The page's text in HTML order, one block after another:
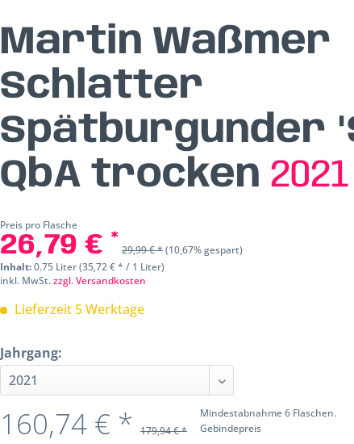
Martin Waßmer
Schlatter
Spätburgunder
QbA trocken 2021
Preis pro Flasche
26,79 € * 29,99 € *(10,67% gespart)
Inhalt:0.75 Liter (35,72 € * / 1 Liter)
inkl. MwSt.zzgl. Versandkosten
Lieferzeit 5 Werktage
Jahrgang:
Mindestabnahme 6 Flaschen.
Gebindepreis
160,74 € * 179,94 € *